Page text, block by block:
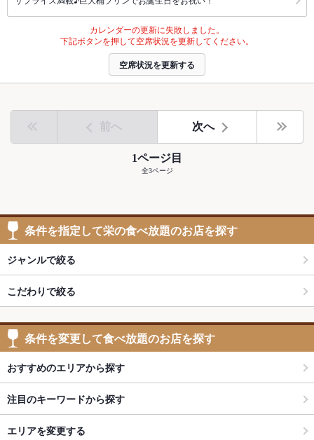
カレンダーの更新に失敗しました。
下記ボタンを押して空席状況を更新してください。
空席状況を更新する
前へ 次へ
1ページ目
全3ページ
条件を指定して栄の食べ放題のお店を探す
ジャンルで絞る
こだわりで絞る
条件を変更して食べ放題のお店を探す
おすすめのエリアから探す
注目のキーワードから探す
エリアを変更する